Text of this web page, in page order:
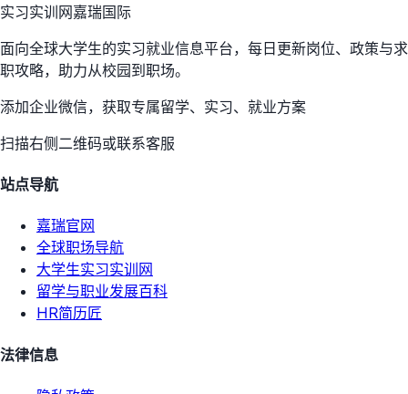
实习实训网嘉瑞国际
面向全球大学生的实习就业信息平台，每日更新岗位、政策与求
职攻略，助力从校园到职场。
添加企业微信，获取专属留学、实习、就业方案
扫描右侧二维码或联系客服
站点导航
嘉瑞官网
全球职场导航
大学生实习实训网
留学与职业发展百科
HR简历匠
法律信息